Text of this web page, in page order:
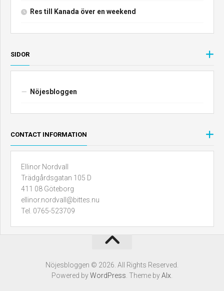
Res till Kanada över en weekend
SIDOR
Nöjesbloggen
CONTACT INFORMATION
Ellinor Nordvall
Trädgårdsgatan 105 D
411 08 Göteborg
ellinor.nordvall@bittes.nu
Tel. 0765-523709
Nöjesbloggen © 2026. All Rights Reserved.
Powered byWordPress . Theme byAlx